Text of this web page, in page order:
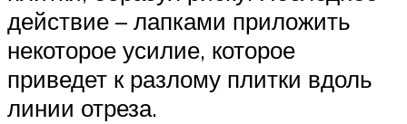
действие – лапками приложить
некоторое усилие, которое
приведет к разлому плитки вдоль
линии отреза.